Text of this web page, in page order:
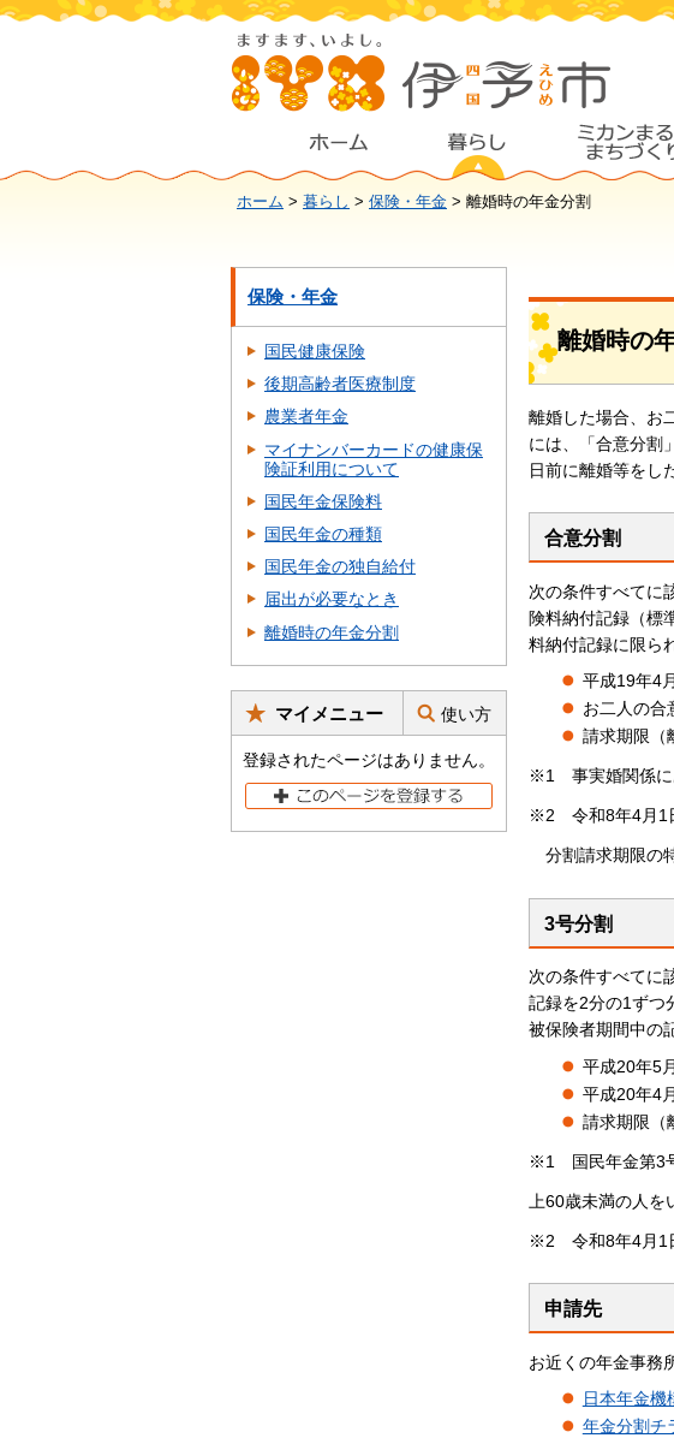
ホーム > 暮らし > 保険・年金 > 離婚時の年金分割
保険・年金
国民健康保険
後期高齢者医療制度
農業者年金
マイナンバーカードの健康保
険証利用について
国民年金保険料
国民年金の種類
国民年金の独自給付
届出が必要なとき
離婚時の年金分割
マイメニュー 使い方
登録されたページはありません。
離婚時の
離婚した場合、お
には、「合意分割
日前に離婚等をし
合意分割
次の条件すべてに
険料納付記録（標
料納付記録に限ら
平成19年4
お二人の合
請求期限（
※1 事実婚関係に
※2 令和8年4月1
分割請求期限の
3号分割
次の条件すべてに
記録を2分の1ずつ
被保険者期間中の
平成20年5
平成20年4
請求期限（
※1 国民年金第3号
上60歳未満の人を
※2 令和8年4月1
申請先
お近くの年金事務
日本年金機
年金分割チ